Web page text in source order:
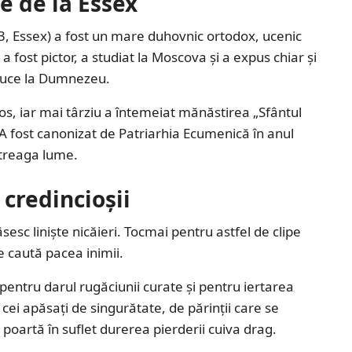
Essex) a fost un mare duhovnic ortodox, ucenic
pictor, a studiat la Moscova și a expus chiar și
la Dumnezeu.
iar mai târziu a întemeiat mănăstirea „Sfântul
fost canonizat de Patriarhia Ecumenică în anul
lume.
liniște nicăieri. Tocmai pentru astfel de clipe
caută pacea inimii.
darul rugăciunii curate și pentru iertarea
apăsați de singurătate, de părinții care se
în suflet durerea pierderii cuiva drag.